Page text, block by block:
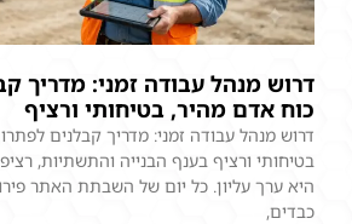
דרוש מנהל עבודה זמני: מדריך
כוח אדם מהיר, בטיחותי ורציף
דרוש מנהל עבודה זמני: מדריך קבלנים
בטיחותי ורציף בענף הבנייה והתשתיות,
היא ערך עליון. כל יום של השבתת האתר
כבדים,